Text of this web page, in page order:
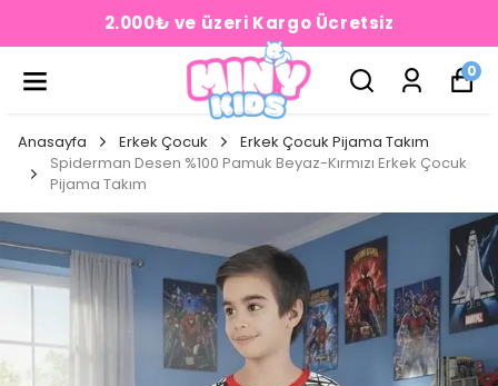
2.000₺ ve üzeri Kargo Ücretsiz
0
Anasayfa Erkek Çocuk
Erkek Çocuk Pijama Takım
Spiderman Desen %100 Pamuk Beyaz-Kırmızı Erkek Çocuk
Pijama Takım